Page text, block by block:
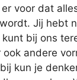
voor dat
Jij hebt
kunt bij ons
ook andere
kun je